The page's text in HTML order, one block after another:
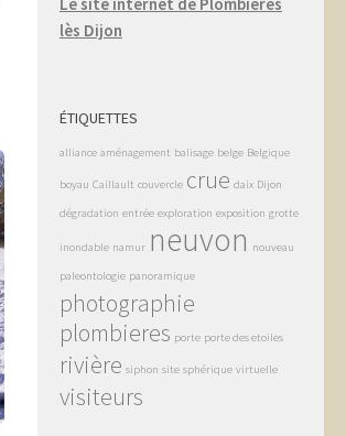
Le site internet de Plombières
lès Dijon
ÉTIQUETTES
alliance aménagement balisage belge Belgique
boyau Caillault couvercle crue daix Dijon
dégradation entrée exploration exposition grotte
inondable namur neuvon nouveau
paleontologie panoramique
photographie
plombieres porte porte des etoiles
rivière siphon site sphérique virtuelle
visiteurs